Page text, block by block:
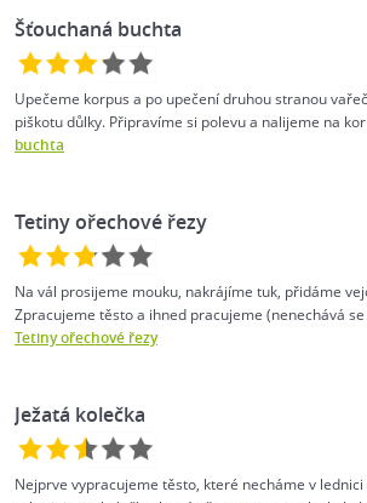
Šťouchaná buchta
Upečeme korpus a po upečení druhou stranou
piškotu důlky. Připravíme si polevu a nalijeme na
buchta
Tetiny ořechové řezy
Na vál prosijeme mouku, nakrájíme tuk, přidáme
Zpracujeme těsto a ihned pracujeme (nenechává
Tetiny ořechové řezy
Ježatá kolečka
Nejprve vypracujeme těsto, které necháme v